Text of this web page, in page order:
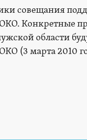
совещания
Конкретные
области
(3 марта 2010